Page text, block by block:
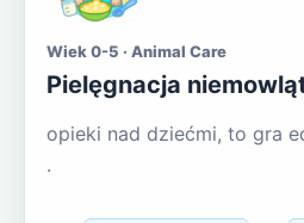
Wiek 0-5 · Animal Care
Pielęgnacja
opieki nad dziećmi, to gra
.